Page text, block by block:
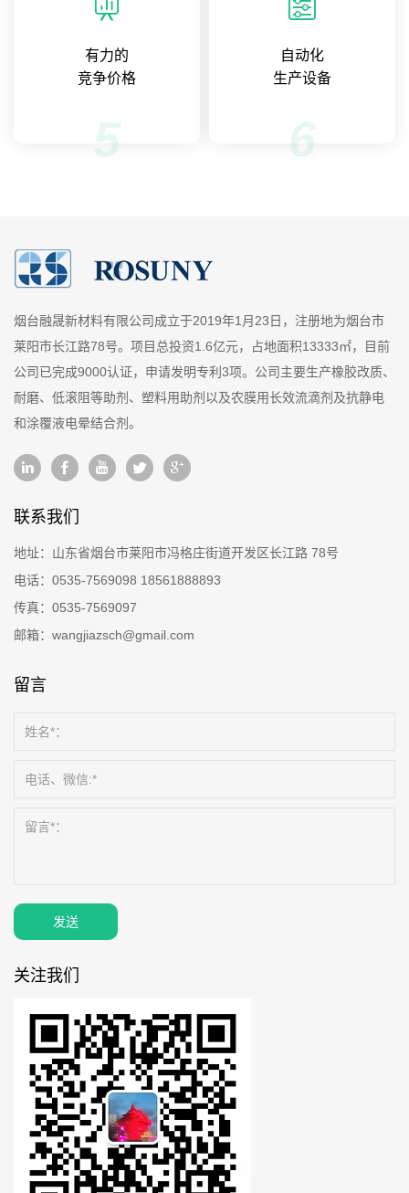
有力的
竞争价格
5
自动化
生产设备
6
烟台融晟新材料有限公司成立于2019年1月23日，注册地为烟台市
莱阳市长江路78号。项目总投资1.6亿元，占地面积13333㎡，目前
公司已完成9000认证，申请发明专利3项。公司主要生产橡胶改质、
耐磨、低滚阻等助剂、塑料用助剂以及农膜用长效流滴剂及抗静电
和涂覆液电晕结合剂。
联系我们
地址： 山东省烟台市莱阳市冯格庄街道开发区长江路 78号
电话： 0535-7569098 18561888893
传真： 0535-7569097
邮箱： wangjiazsch@gmail.com
留言
发送
关注我们